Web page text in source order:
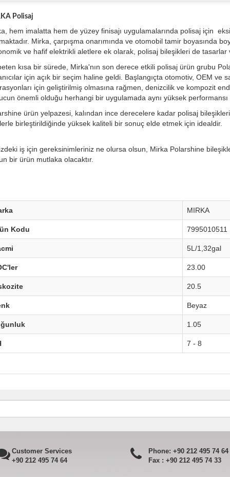
Polisaj
hem imalatta hem de yüzey finisajı uygulamalarında polisaj için
Mirka, çarpışma onarımında ve otomobil tamir boyasında
ve hafif elektrikli aletlere ek olarak, polisaj bileşikleri de tasarlar
kısa bir sürede, Mirka'nın son derece etkili polisaj ürün grubu
için açık bir seçim haline geldi. Başlangıçta otomotiv, OEM ve
için geliştirilmiş olmasına rağmen, denizcilik ve kompozit
önemli olduğu herhangi bir uygulamada aynı yüksek
ürün yelpazesi, kalından ince derecelere kadar polisaj
birleştirildiğinde yüksek kaliteli bir sonuç elde etmek için idealdir.
iş için gereksinimleriniz ne olursa olsun, Mirka Polarshine
bir ürün mutlaka olacaktır.​
MIRKA
Kodu 7995010511
5L/1,32gal
23.00
20.5
Beyaz
1.05
7 - 8
Customer Services
+90 212 495 74 64
Phone: +90 212 495 74 64
Fax : +90 212 495 74 33